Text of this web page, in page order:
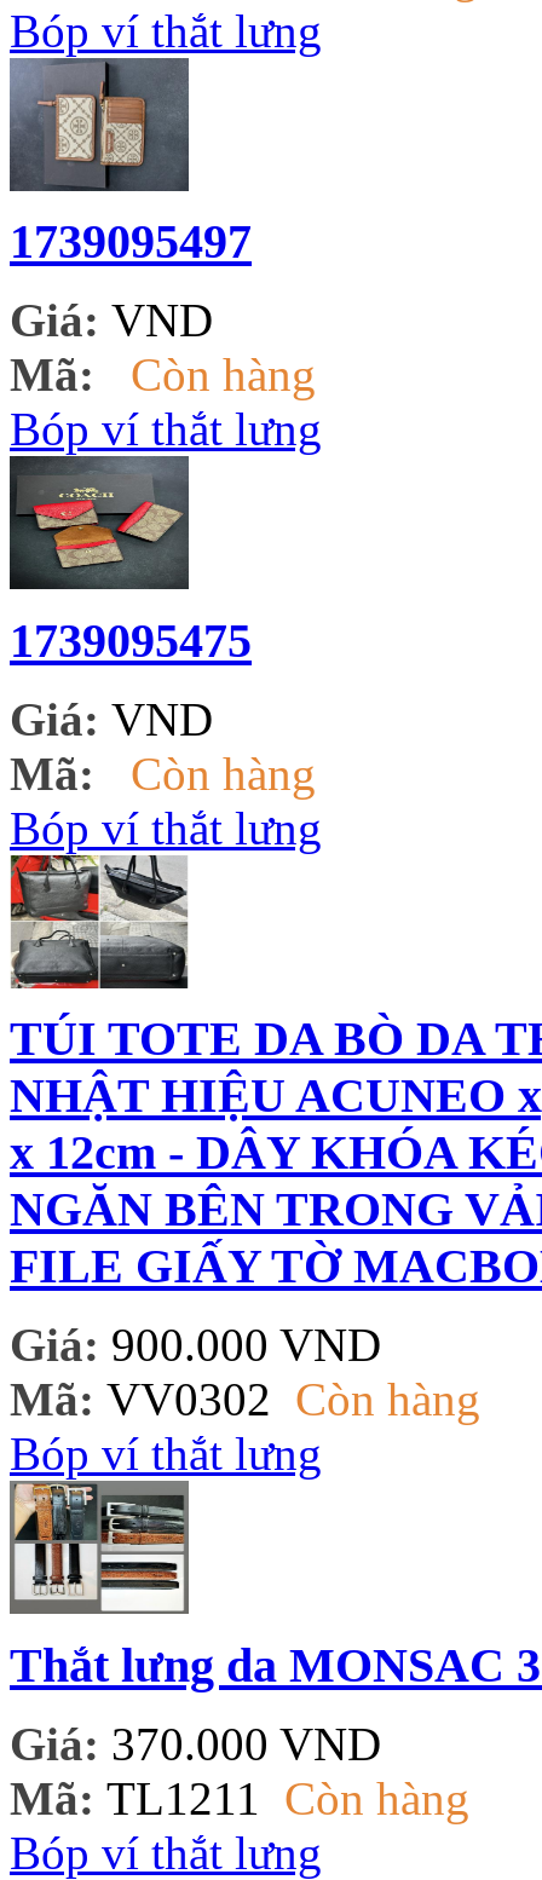
Bóp ví thắt lưng
1739095497
Giá: VND
Mã:
Còn hàng
Bóp ví thắt lưng
1739095475
Giá: VND
Mã:
Còn hàng
Bóp ví thắt lưng
TÚI TOTE DA BÒ DA
NHẬT HIỆU ACUNEO
x 12cm - DÂY KHÓA
NGĂN BÊN TRONG
FILE GIẤY TỜ
Giá: 900.000 VND
Mã: VV0302 Còn hàng
Bóp ví thắt lưng
Thắt lưng da MONSAC
Giá: 370.000 VND
Mã: TL1211
Còn hàng
Bóp ví thắt lưng